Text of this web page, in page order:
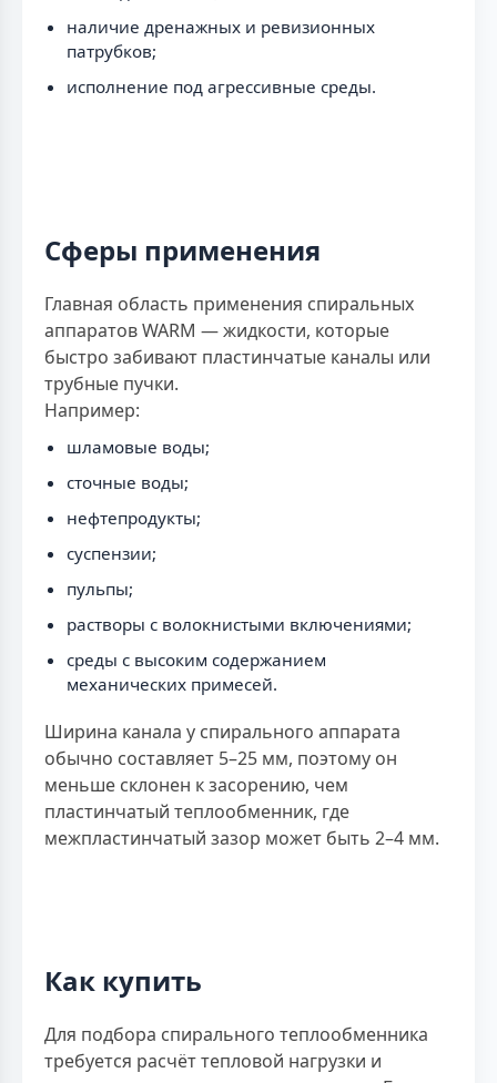
наличие дренажных и ревизионных
патрубков;
исполнение под агрессивные среды.
Сферы применения
Главная область применения спиральных
аппаратов WARM — жидкости, которые
быстро забивают пластинчатые каналы или
трубные пучки.
Например:
шламовые воды;
сточные воды;
нефтепродукты;
суспензии;
пульпы;
растворы с волокнистыми включениями;
среды с высоким содержанием
механических примесей.
Ширина канала у спирального аппарата
обычно составляет 5–25 мм, поэтому он
меньше склонен к засорению, чем
пластинчатый теплообменник, где
межпластинчатый зазор может быть 2–4 мм.
Как купить
Для подбора спирального теплообменника
требуется расчёт тепловой нагрузки и